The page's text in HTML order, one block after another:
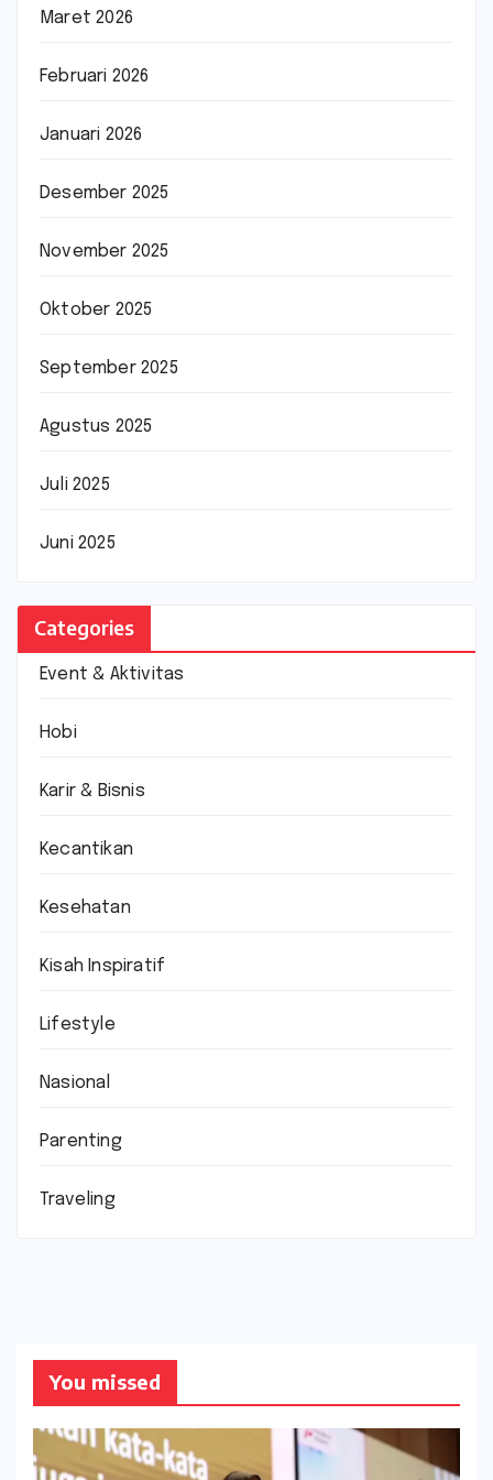
Maret 2026
Februari 2026
Januari 2026
Desember 2025
November 2025
Oktober 2025
September 2025
Agustus 2025
Juli 2025
Juni 2025
Categories
Event & Aktivitas
Hobi
Karir & Bisnis
Kecantikan
Kesehatan
Kisah Inspiratif
Lifestyle
Nasional
Parenting
Traveling
You missed